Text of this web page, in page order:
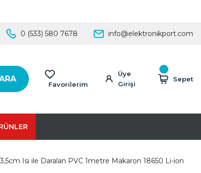
0 (533) 580 7678 info@elektronikport.com
Favorilerim
Üye
Girişi
Sepet
Isı ile Daralan PVC 1metre Makaron 18650 Li-ion